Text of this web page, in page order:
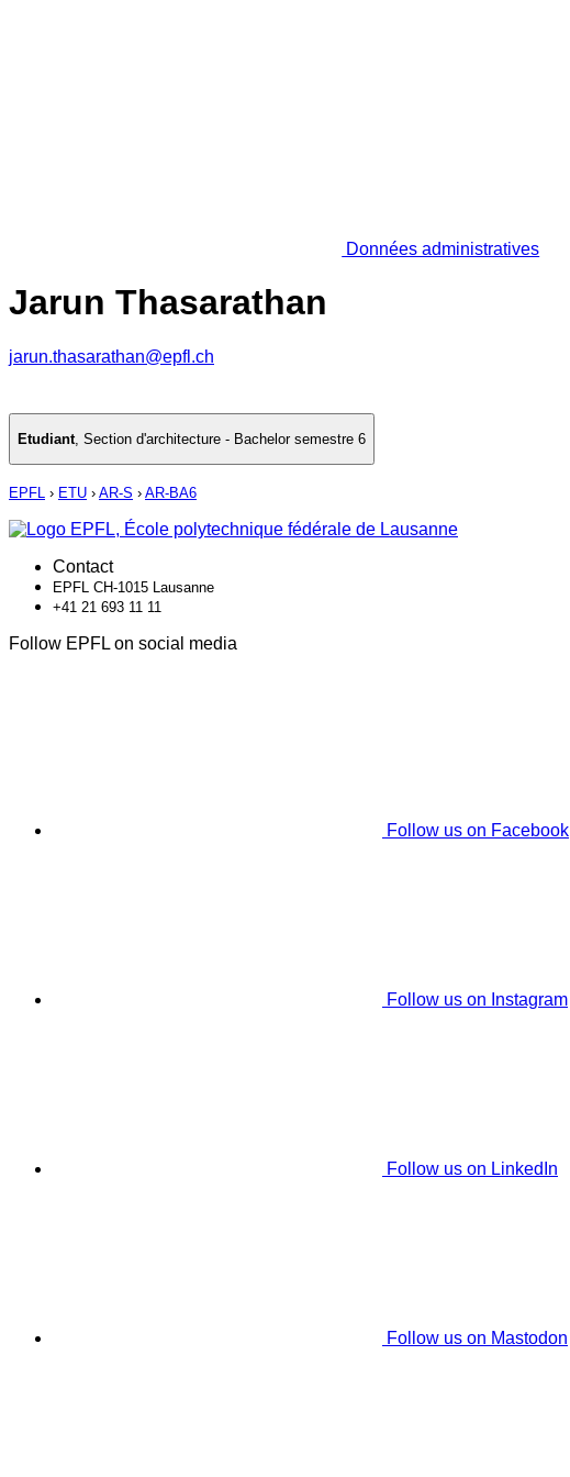
Données administratives
Jarun Thasarathan
jarun.thasarathan@epfl.ch
Etudiant, Section d'architecture - Bachelor semestre 6
EPFL › ETU › AR-S › AR-BA6
Contact
EPFL CH-1015 Lausanne
+41 21 693 11 11
Follow EPFL on social media
Follow us on Facebook
Follow us on Instagram
Follow us on LinkedIn
Follow us on Mastodon